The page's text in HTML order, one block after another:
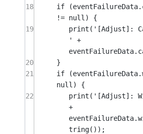
18
if
!= null ) {
19
print ( '[Adjust]:
'
+
20
}
21
if
null ) {
22
print ( '[Adjust]:
+
tring());